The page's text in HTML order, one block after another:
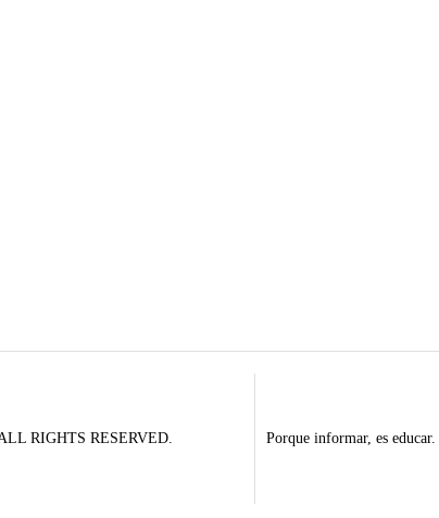
RIGHTS RESERVED. Porque informar, es educar.